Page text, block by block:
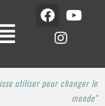
utiliser pour changer le
monde"